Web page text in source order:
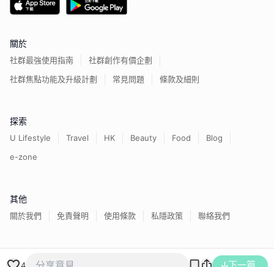
4
關於
社群最強使用指南
社群創作有價企劃
社群焦點功能及升級計劃
常見問題 條款及細則
探索
U Lifestyle Travel HK Beauty Food
Blog
e-zone
其他
關於我們 免責聲明 使用條款 私隱政策 聯絡我們
香港經濟日報版權所有©